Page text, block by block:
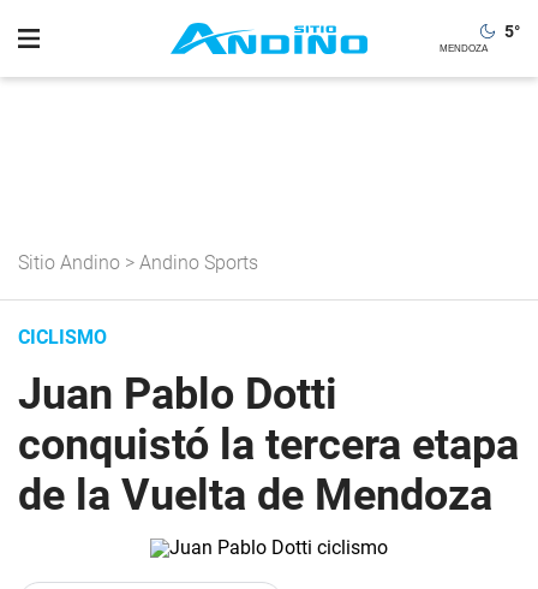
5°
Sitio Andino > Andino Sports
CICLISMO
Juan Pablo Dotti
conquistó la tercera etapa
de la Vuelta de Mendoza